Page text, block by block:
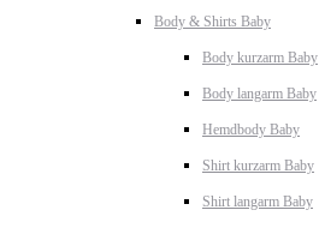
Body & Shirts Baby
Body kurzarm Baby
Body langarm Baby
Hemdbody Baby
Shirt kurzarm Baby
Shirt langarm Baby